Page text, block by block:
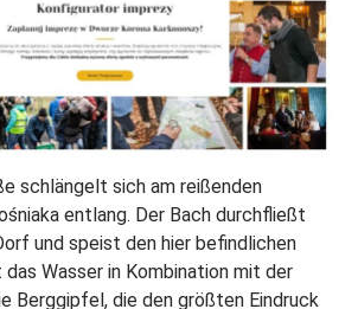
schlängelt sich am reißenden
entlang. Der Bach durchfließt
und speist den hier befindlichen
das Wasser in Kombination mit der
Berggipfel, die den größten Eindruck